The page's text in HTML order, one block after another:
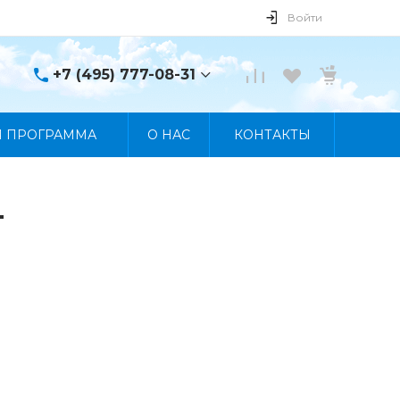
Войти
+7 (495) 777-08-31
+7 (495) 777-08-31
ПРОГРАММА О НАС КОНТАКТЫ